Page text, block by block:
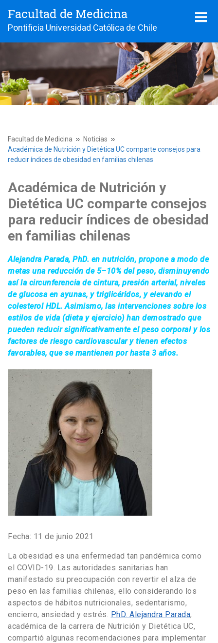
Facultad de Medicina
Pontificia Universidad Católica de Chile
Facultad de Medicina
Noticias
Académica de Nutrición y Dietética UC comparte consejos para
reducir índices de obesidad en familias chilenas
Académica de Nutrición y
Dietética UC comparte consejos
para reducir índices de obesidad
en familias chilenas
Alejandra Parada, PhD. en nutrición, propone a modo de
metas una reducción de 5–10% del peso, disminuyendo
así la circunferencia de cintura, presión arterial, niveles
de glucosa en ayunas, y triglicéridos, y elevando el
colesterol HDL. Asimismo, las intervenciones sobre los
estilos de vida (dieta y ejercicio) han demostrado que
pueden reducir significativamente el peso corporal y los
factores de riesgo cardiovascular y tienen efectos
favorables, que se mantienen por hasta 3 años.
Fecha: 11 de junio 2021
La obesidad es una enfermedad tan pandémica como
el COVID-19. Las autoridades sanitarias han
manifestado su preocupación con revertir el alza de
peso en las familias chilenas, ello considerando los
aspectos de hábitos nutricionales, sedentarismo,
encierro, ansiedad y estrés. PhD. Alejandra Parada,
académica de la carrera de Nutrición y Dietética UC,
compartió algunas recomendaciones para implementar